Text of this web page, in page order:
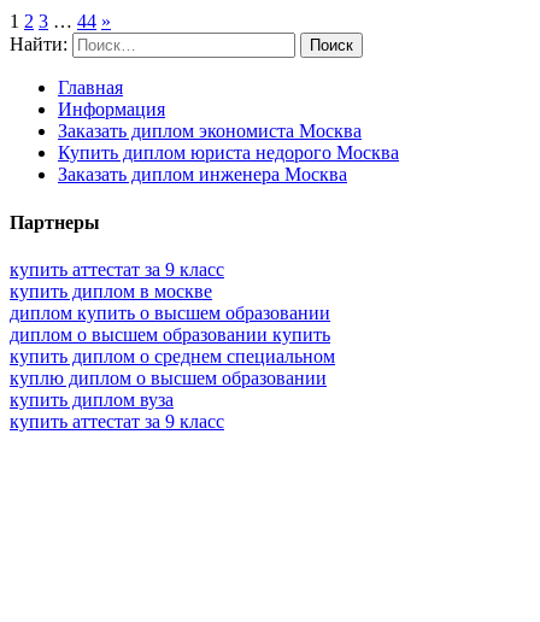
1 2 3 … 44 »
Найти:
Главная
Информация
Заказать диплом экономиста Москва
Купить диплом юриста недорого Москва
Заказать диплом инженера Москва
Партнеры
купить аттестат за 9 класс
купить диплом в москве
диплом купить о высшем образовании
диплом о высшем образовании купить
купить диплом о среднем специальном
куплю диплом о высшем образовании
купить диплом вуза
купить аттестат за 9 класс